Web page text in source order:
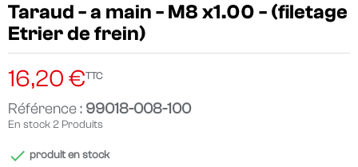
Taraud - a main - M8 x1.00 - (filetage
Etrier de frein)
16,20 €TTC
Référence : 99018-008-100
En stock2 Produits
 produit en stock